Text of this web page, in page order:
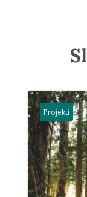
Projekti